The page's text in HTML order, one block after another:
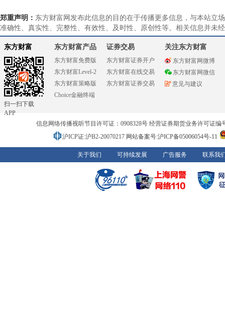
郑重声明： 东方财富网发布此信息的目的在于传播更多信息，与本站立
准确性、真实性、完整性、有效性、及时性、原创性等。相关信息并未
东方财富
扫一扫下载
APP
东方财富产品
东方财富免费版
东方财富Level-2
东方财富策略版
Choice金融终端
证券交易
东方财富证券开户
东方财富在线交易
东方财富证券交易
关注东方财富
东方财富网微博
东方财富网微信
意见与建议
信息网络传播视听节目许可证：0908328号 经营证券期货业务许可证编
沪ICP证:沪B2-20070217 网站备案号:沪ICP备05006054号-11
关于我们 可持续发展 广告服务 联系我